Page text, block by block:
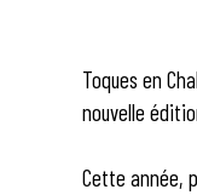
Toques en
nouvelle
Cette année,